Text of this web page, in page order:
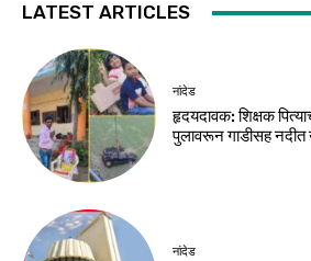
LATEST ARTICLES
नांदेड
हृदयदावक: शिक्षक
पुलावरून गाडीसह
नांदेड